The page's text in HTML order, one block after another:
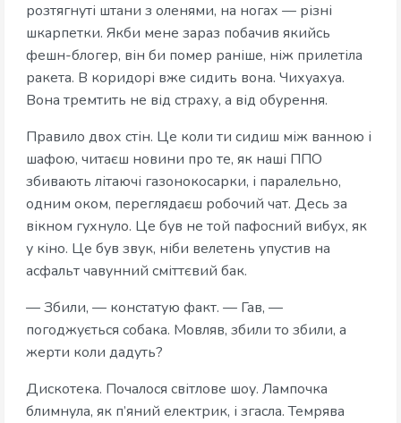
розтягнуті штани з оленями, на ногах — різні
шкарпетки. Якби мене зараз побачив якийсь
фешн-блогер, він би помер раніше, ніж прилетіла
ракета. В коридорі вже сидить вона. Чихуахуа.
Вона тремтить не від страху, а від обурення.
Правило двох стін. Це коли ти сидиш між ванною і
шафою, читаєш новини про те, як наші ППО
збивають літаючі газонокосарки, і паралельно,
одним оком, переглядаєш робочий чат. Десь за
вікном гухнуло. Це був не той пафосний вибух, як
у кіно. Це був звук, ніби велетень упустив на
асфальт чавунний сміттєвий бак.
— Збили, — констатую факт. — Гав, —
погоджується собака. Мовляв, збили то збили, а
жерти коли дадуть?
Дискотека. Почалося світлове шоу. Лампочка
блимнула, як п’яний електрик, і згасла. Темрява